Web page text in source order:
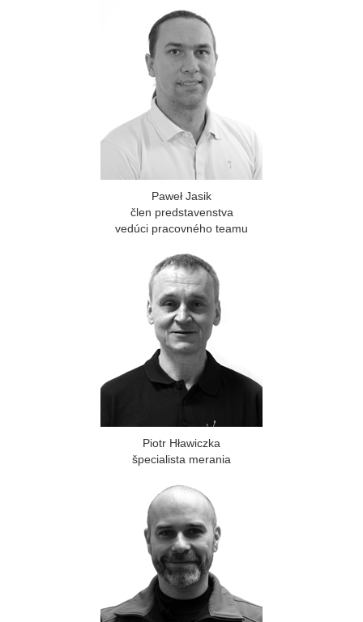
Paweł Jasik
člen predstavenstva
vedúci pracovného teamu
Piotr Hławiczka
špecialista merania